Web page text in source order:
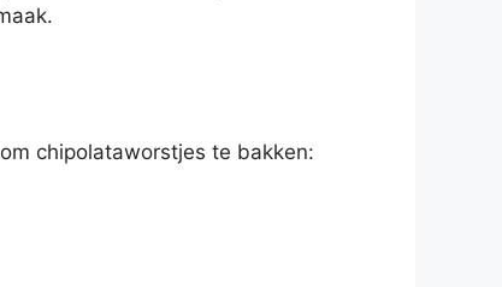
chipolataworstjes te bakken: